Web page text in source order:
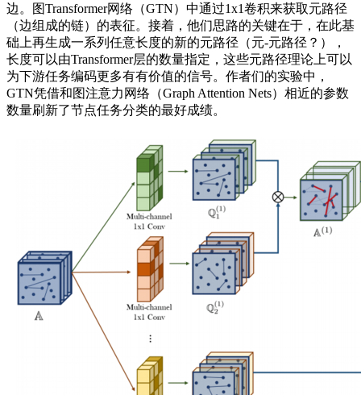
边。图Transformer网络（GTN）中通过1x1卷积来获取元路径
（边组成的链）的表征。接着，他们思路的关键在于，在此基
础上再生成一系列任意长度的新的元路径（元-元路径？），
长度可以由Transformer层的数量指定，这些元路径理论上可以
为下游任务编码更多有有价值的信号。作者们的实验中，
GTN凭借和图注意力网络（Graph Attention Nets）相近的参数
数量刷新了节点任务分类的最好成绩。